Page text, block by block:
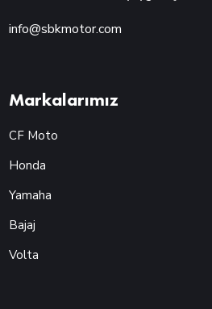
info@sbkmotor.com
Markalarımız
CF Moto
Honda
Yamaha
Bajaj
Volta